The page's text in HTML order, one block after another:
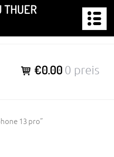
THUER
€0.00 0 preis
13 pro”